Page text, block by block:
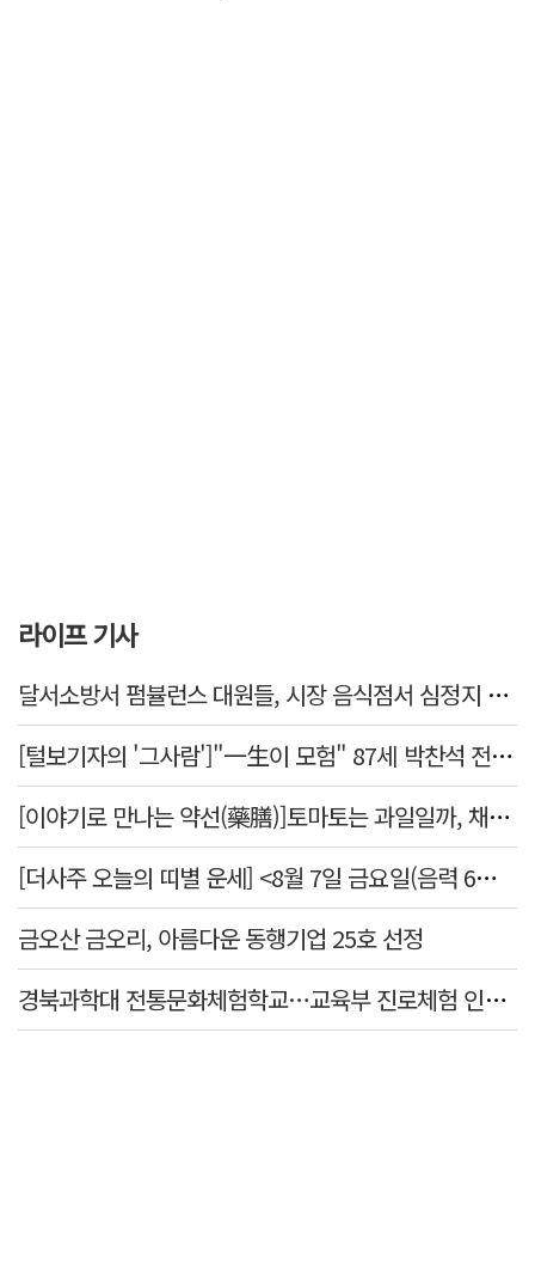
라이프 기사
달서소방서 펌뷸런스 대원들, 시장 음식점서 심정지 환자 생명 살려
[털보기자의 '그사람']"一生이 모험" 87세 박찬석 전 경북대 총장
[이야기로 만나는 약선(藥膳)]토마토는 과일일까, 채소일까
[더사주 오늘의 띠별 운세] <8월 7일 금요일(음력 6월25일)>
금오산 금오리, 아름다운 동행기업 25호 선정
경북과학대 전통문화체험학교…교육부 진로체험 인증기관 선정